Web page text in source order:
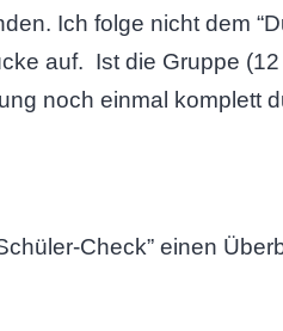
Ich folge nicht dem
auf. Ist die Gruppe (12
noch einmal komplett
Check” einen